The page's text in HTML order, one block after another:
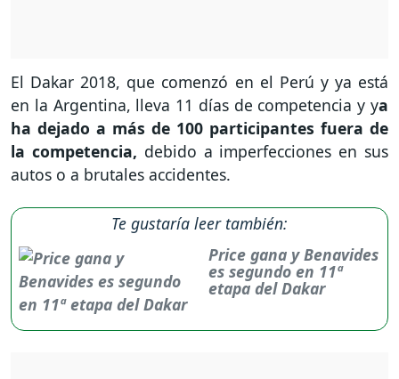
El Dakar 2018, que comenzó en el Perú y ya está
en la Argentina, lleva 11 días de competencia y ya
ha dejado a más de 100 participantes fuera de
la competencia, debido a imperfecciones en sus
autos o a brutales accidentes.
Te gustaría leer también:
Price gana y Benavides
es segundo en 11ª
etapa del Dakar